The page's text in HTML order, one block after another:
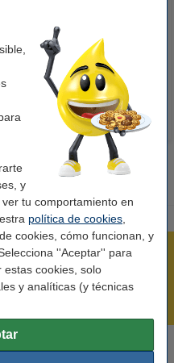
y
tu comportamiento en
política de cookies
cookies, cómo funcionan, y
''Aceptar'' para
estas cookies, solo
y analíticas (y técnicas
Power AA - LR06 - MN1500 - 24
unidades
14,50 € Incl. 21% IVA